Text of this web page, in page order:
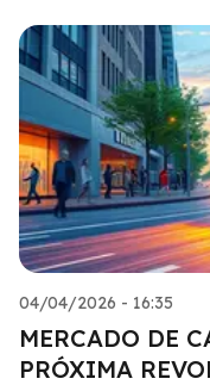
04/04/2026 - 16:35
MERCADO DE
PRÓXIMA